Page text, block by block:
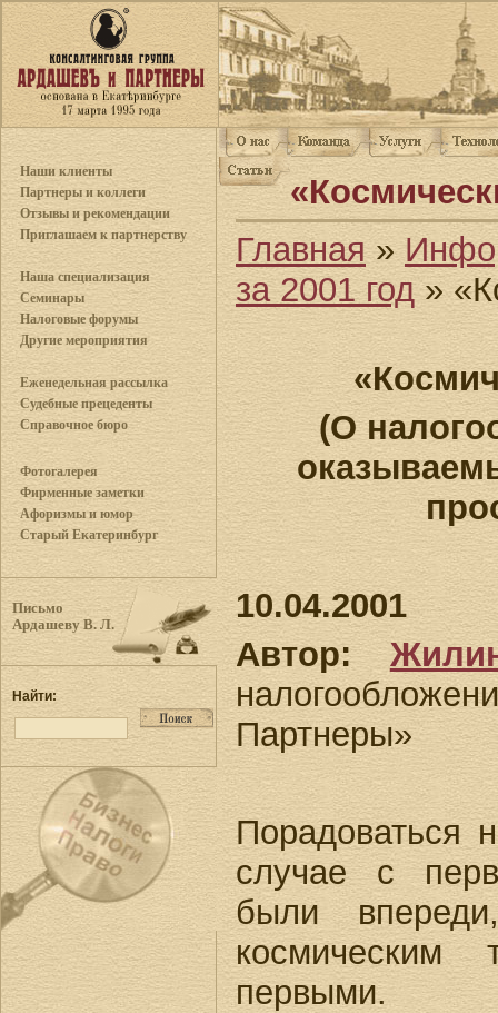
Наши клиенты
Партнеры и коллеги
Отзывы и рекомендации
Приглашаем к партнерству
Наша специализация
Семинары
Налоговые форумы
Другие мероприятия
Еженедельная рассылка
Судебные прецеденты
Справочное бюро
Фотогалерея
Фирменные заметки
Афоризмы и юмор
Старый Екатеринбург
Письмо
Ардашеву В. Л.
Найти:
Главная»
за 2001 год»
(О
10.04.2001
Автор:
Партнеры»
Порадоваться
случае с
были
первыми.